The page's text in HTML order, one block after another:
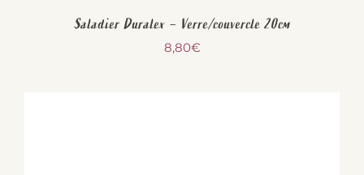
Saladier Duralex – Verre/couvercle 20cm
8,80€